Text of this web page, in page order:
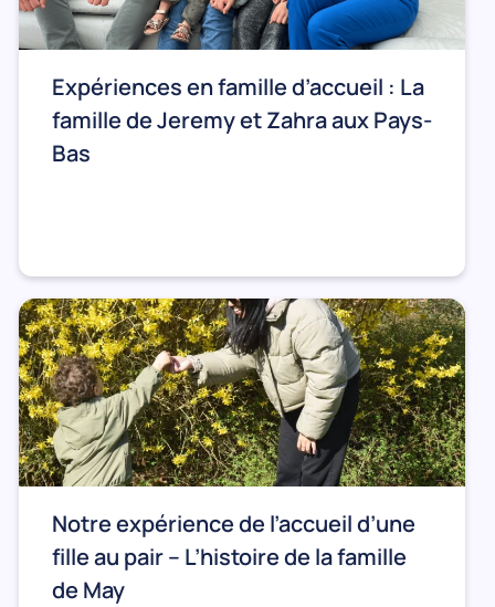
Expériences en famille d’accueil : La
famille de Jeremy et Zahra aux Pays-
Bas
Notre expérience de l’accueil d’une
fille au pair – L’histoire de la famille
de May